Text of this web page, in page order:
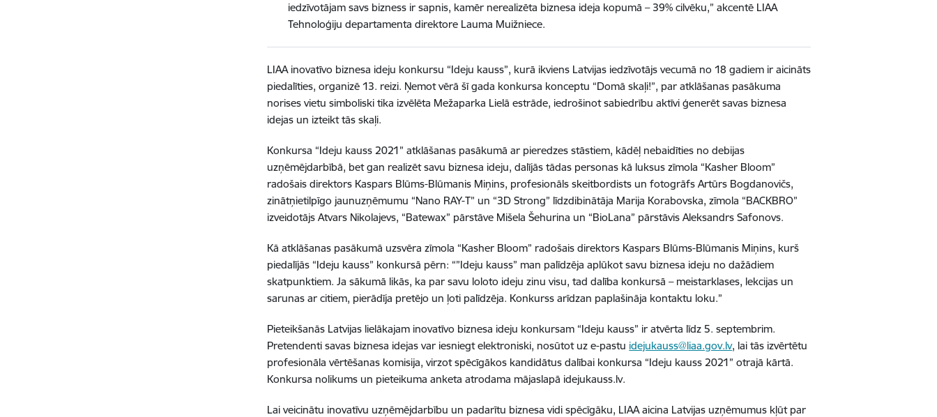
iedzīvotājam savs bizness ir sapnis, kamēr nerealizēta biznesa ideja kopumā – 39% cilvēku,” akcentē LIAA
Tehnoloģiju departamenta direktore Lauma Muižniece.
LIAA inovatīvo biznesa ideju konkursu “Ideju kauss”, kurā ikviens Latvijas iedzīvotājs vecumā no 18 gadiem ir aicināts
piedalīties, organizē 13. reizi. Ņemot vērā šī gada konkursa konceptu “Domā skaļi!”, par atklāšanas pasākuma
norises vietu simboliski tika izvēlēta Mežaparka Lielā estrāde, iedrošinot sabiedrību aktīvi ģenerēt savas biznesa
idejas un izteikt tās skaļi.
Konkursa “Ideju kauss 2021” atklāšanas pasākumā ar pieredzes stāstiem, kādēļ nebaidīties no debijas
uzņēmējdarbībā, bet gan realizēt savu biznesa ideju, dalījās tādas personas kā luksus zīmola “Kasher Bloom”
radošais direktors Kaspars Blūms-Blūmanis Miņins, profesionāls skeitbordists un fotogrāfs Artūrs Bogdanovičs,
zinātņietilpīgo jaunuzņēmumu “Nano RAY-T” un “3D Strong” līdzdibinātāja Marija Korabovska, zīmola “BACKBRO”
izveidotājs Atvars Nikolajevs, “Batewax” pārstāve Mišela Šehurina un “BioLana” pārstāvis Aleksandrs Safonovs.
Kā atklāšanas pasākumā uzsvēra zīmola “Kasher Bloom” radošais direktors Kaspars Blūms-Blūmanis Miņins, kurš
piedalījās “Ideju kauss” konkursā pērn: “”Ideju kauss” man palīdzēja aplūkot savu biznesa ideju no dažādiem
skatpunktiem. Ja sākumā likās, ka par savu loloto ideju zinu visu, tad dalība konkursā – meistarklases, lekcijas un
sarunas ar citiem, pierādīja pretējo un ļoti palīdzēja. Konkurss arīdzan paplašināja kontaktu loku.”
Pieteikšanās Latvijas lielākajam inovatīvo biznesa ideju konkursam “Ideju kauss” ir atvērta līdz 5. septembrim.
Pretendenti savas biznesa idejas var iesniegt elektroniski, nosūtot uz e-pastu idejukauss@liaa.gov.lv, lai tās izvērtētu
profesionāla vērtēšanas komisija, virzot spēcīgākos kandidātus dalībai konkursa “Ideju kauss 2021” otrajā kārtā.
Konkursa nolikums un pieteikuma anketa atrodama mājaslapā idejukauss.lv.
Lai veicinātu inovatīvu uzņēmējdarbību un padarītu biznesa vidi spēcīgāku, LIAA aicina Latvijas uzņēmumus kļūt par